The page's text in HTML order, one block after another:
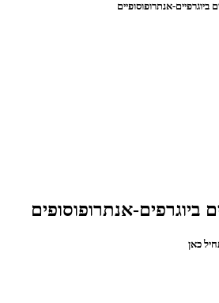
אנתרופוסופיים
אנתרופוסופים
כאן